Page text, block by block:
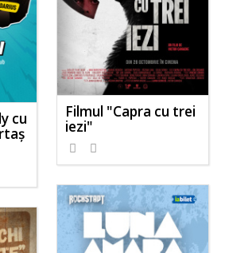
Filmul "Capra cu trei
iezi"
cu